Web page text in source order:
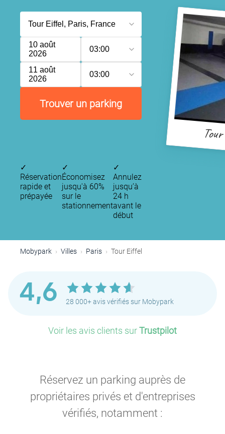
10 août
2026
03:00
11 août
2026
03:00
Trouver un parking
✓
Réservation
rapide et
prépayée
✓
Économisez
jusqu'à 60%
sur le
stationnement
✓
Annulez
jusqu’à
24 h
avant le
début
Mobypark Villes Paris Tour Eiffel
4,6 28 000+ avis vérifiés sur Mobypark
Voir les avis clients surTrustpilot
Réservez un parking auprès de
propriétaires privés et d'entreprises
vérifiés, notamment :
P